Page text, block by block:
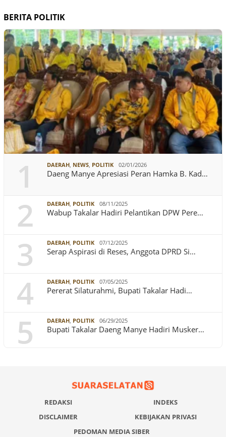
BERITA POLITIK
1 DAERAH NEWS POLITIK 02/01/2026
Daeng Manye Apresiasi Peran Hamka B. Kad…
2 DAERAH POLITIK 08/11/2025
Wabup Takalar Hadiri Pelantikan DPW Pere…
3 DAERAH POLITIK 07/12/2025
Serap Aspirasi di Reses, Anggota DPRD Si…
4 DAERAH POLITIK 07/05/2025
Pererat Silaturahmi, Bupati Takalar Hadi…
5 DAERAH POLITIK 06/29/2025
Bupati Takalar Daeng Manye Hadiri Musker…
REDAKSI
INDEKS
DISCLAIMER
KEBIJAKAN PRIVASI
PEDOMAN MEDIA SIBER